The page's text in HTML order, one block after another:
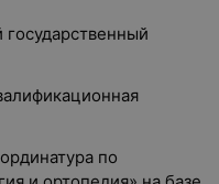
по